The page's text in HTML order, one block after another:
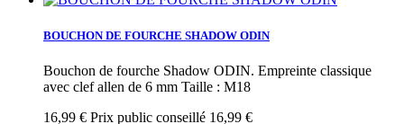
BOUCHON DE FOURCHE SHADOW ODIN
Bouchon de fourche Shadow ODIN. Empreinte classique
avec clef allen de 6 mm Taille : M18
16,99 € Prix public conseillé 16,99 €